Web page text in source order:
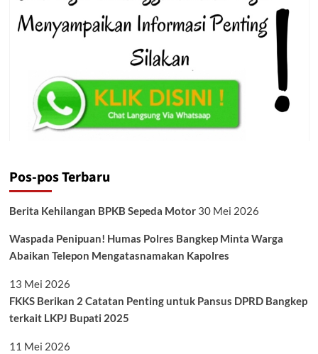
Pos-pos Terbaru
Berita Kehilangan BPKB Sepeda Motor 30 Mei 2026
Waspada Penipuan! Humas Polres Bangkep Minta Warga
Abaikan Telepon Mengatasnamakan Kapolres
13 Mei 2026
FKKS Berikan 2 Catatan Penting untuk Pansus DPRD Bangkep
terkait LKPJ Bupati 2025
11 Mei 2026